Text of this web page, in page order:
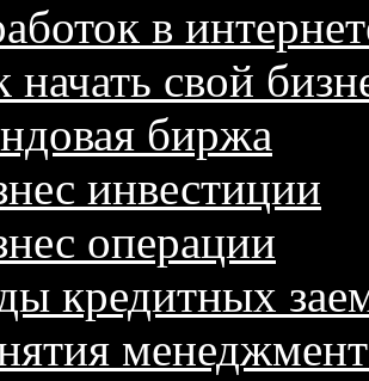
в
начать свой
биржа
инвестиции
операции
кредитных